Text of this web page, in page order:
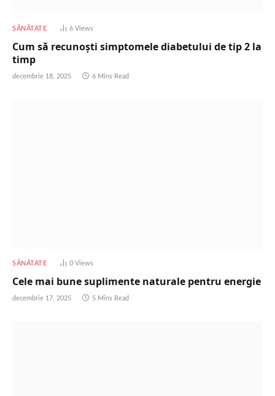
SĂNĂTATE 6Views
Cum să recunoști simptomele diabetului de tip 2 la
timp
decembrie 18, 2025 6 Mins Read
SĂNĂTATE 0Views
Cele mai bune suplimente naturale pentru energie
decembrie 17, 2025 5 Mins Read